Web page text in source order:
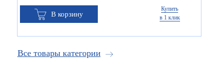
В корзину
Купить
в 1 клик
Все товары категории